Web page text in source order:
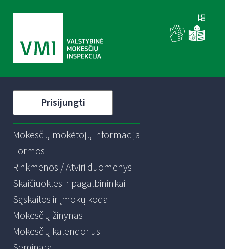
Prisijungti
Mokesčių mokėtojų informacija
Formos
Rinkmenos / Atviri duomenys
Skaičiuoklės ir pagalbininkai
Sąskaitos ir įmokų kodai
Mokesčių žinynas
Mokesčių kalendorius